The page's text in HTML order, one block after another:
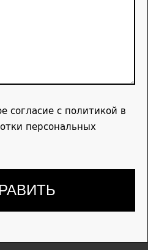
согласие с политикой в
персональных